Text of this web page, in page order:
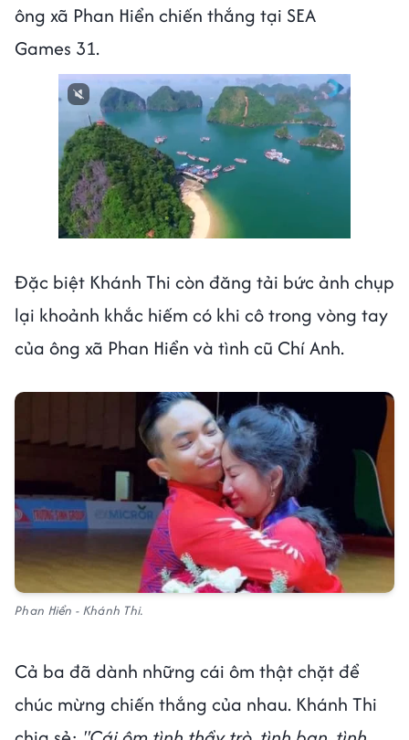
ông xã Phan Hiển chiến thắng tại SEA
Games 31.
Next video in 3
Đặc biệt Khánh Thi còn đăng tải bức ảnh chụp
lại khoảnh khắc hiếm có khi cô trong vòng tay
của ông xã Phan Hiển và tình cũ Chí Anh.
Phan Hiển - Khánh Thi.
Cả ba đã dành những cái ôm thật chặt để
chúc mừng chiến thắng của nhau. Khánh Thi